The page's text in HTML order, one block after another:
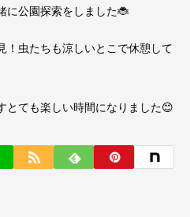
に公園探索をしました🐞
！虫たちも涼しいとこで休憩して
とても楽しい時間になりました😊